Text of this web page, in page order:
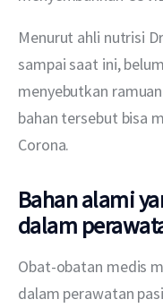
Menurut ahli nutrisi
sampai saat ini,
menyebutkan
bahan tersebut bisa
Corona.
Bahan alami
dalam
Obat-obatan medis
dalam perawatan